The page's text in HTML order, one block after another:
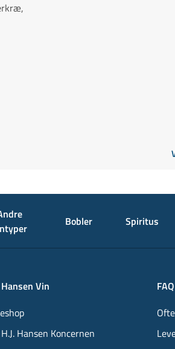
Bobler Spiritus
Hansen Vin
Hansen Koncernen
FAQ